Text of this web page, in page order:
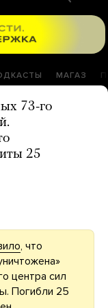
МАГАЗ
73-го
25
, что
центра сил
Погибли 25